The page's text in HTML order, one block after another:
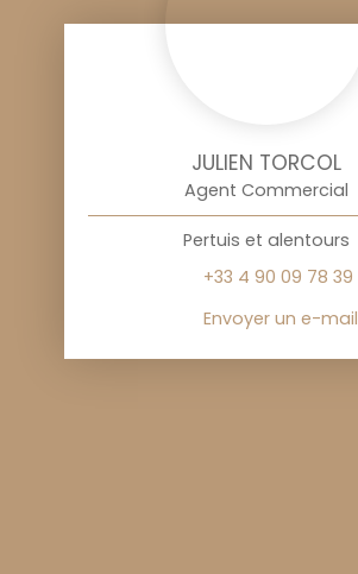
JULIEN TORCOL
Agent Commercial
Pertuis et alentours
+33 4 90 09 78 39
Envoyer un e-mail